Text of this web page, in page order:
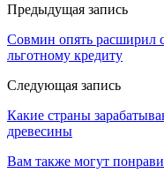
Предыдущая запись
Совмин опять расширил
льготному кредиту
Следующая запись
Какие страны
древесины
Вам также могут